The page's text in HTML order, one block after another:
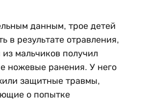
данным, трое детей
в результате отравления,
из мальчиков получил
ножевые ранения. У него
защитные травмы,
о попытке